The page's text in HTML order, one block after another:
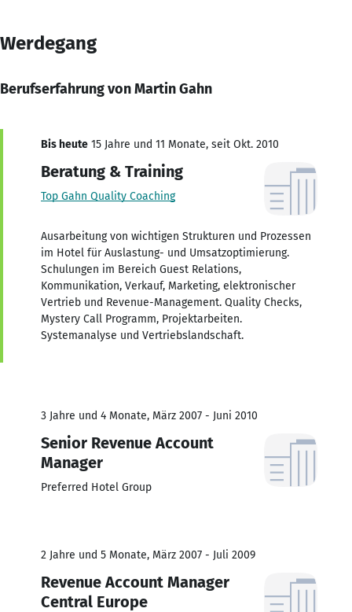
Werdegang
Berufserfahrung von Martin Gahn
Bis heute 15 Jahre und 11 Monate, seit Okt. 2010
Beratung & Training
Top Gahn Quality Coaching
Ausarbeitung von wichtigen Strukturen und Prozessen
im Hotel für Auslastung- und Umsatzoptimierung.
Schulungen im Bereich Guest Relations,
Kommunikation, Verkauf, Marketing, elektronischer
Vertrieb und Revenue-Management. Quality Checks,
Mystery Call Programm, Projektarbeiten.
Systemanalyse und Vertriebslandschaft.
3 Jahre und 4 Monate, März 2007 - Juni 2010
Senior Revenue Account
Manager
Preferred Hotel Group
2 Jahre und 5 Monate, März 2007 - Juli 2009
Revenue Account Manager
Central Europe